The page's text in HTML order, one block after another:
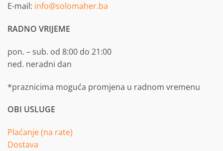
E-mail: info@solomaher.ba
RADNO VRIJEME
pon. – sub. od 8:00 do 21:00
ned. neradni dan
*praznicima moguća promjena u radnom vremenu
OBI USLUGE
Plaćanje (na rate)
Dostava